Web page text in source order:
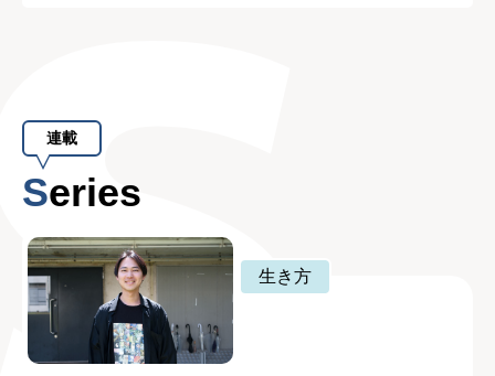
連載
Series
生き方